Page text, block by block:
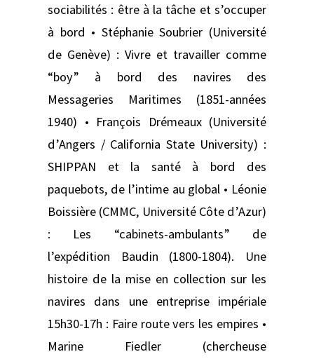
sociabilités : être à la tâche et s’occuper
à bord • Stéphanie Soubrier (Université
de Genève) : Vivre et travailler comme
“boy” à bord des navires des
Messageries Maritimes (1851-années
1940) • François Drémeaux (Université
d’Angers / California State University) :
SHIPPAN et la santé à bord des
paquebots, de l’intime au global • Léonie
Boissière (CMMC, Université Côte d’Azur)
: Les “cabinets-ambulants” de
l’expédition Baudin (1800-1804). Une
histoire de la mise en collection sur les
navires dans une entreprise impériale
15h30-17h : Faire route vers les empires •
Marine Fiedler (chercheuse